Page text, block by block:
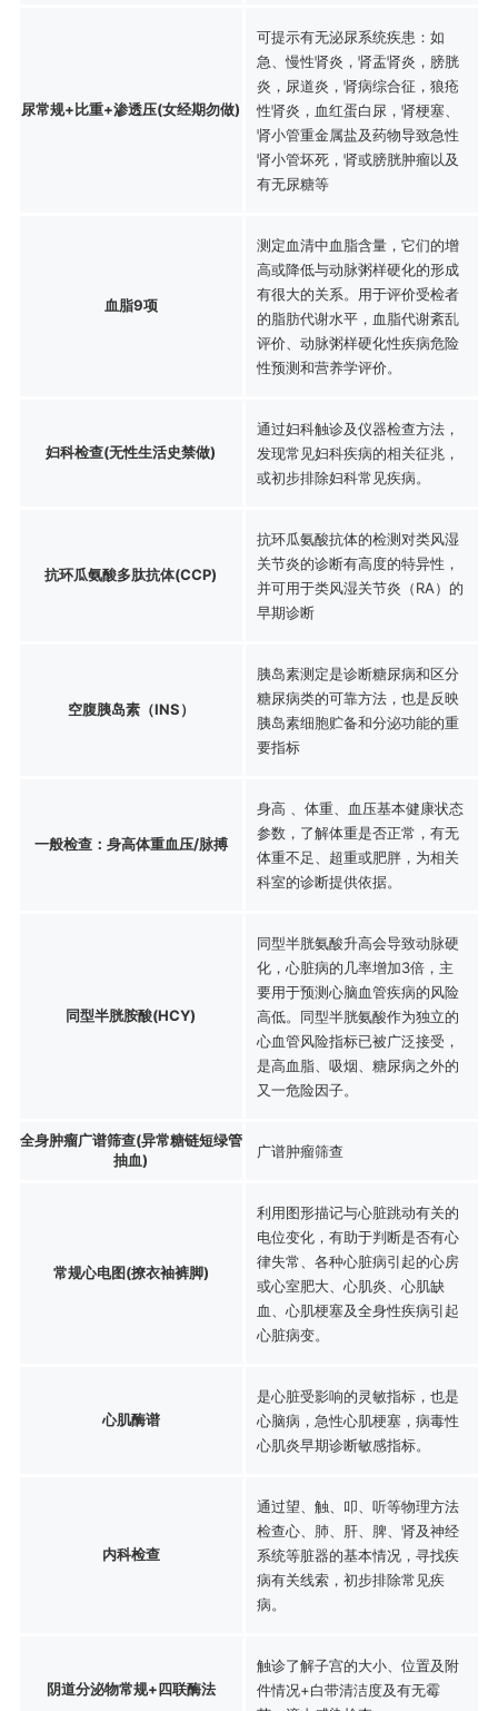
尿常规+比重+渗透压(女经期勿做)
可提示有无泌尿系统疾患：如
急、慢性肾炎，肾盂肾炎，膀胱
炎，尿道炎，肾病综合征，狼疮
性肾炎，血红蛋白尿，肾梗塞、
肾小管重金属盐及药物导致急性
肾小管坏死，肾或膀胱肿瘤以及
有无尿糖等
血脂9项
测定血清中血脂含量，它们的增
高或降低与动脉粥样硬化的形成
有很大的关系。用于评价受检者
的脂肪代谢水平，血脂代谢紊乱
评价、动脉粥样硬化性疾病危险
性预测和营养学评价。
妇科检查(无性生活史禁做)
通过妇科触诊及仪器检查方法，
发现常见妇科疾病的相关征兆，
或初步排除妇科常见疾病。
抗环瓜氨酸多肽抗体(CCP)
抗环瓜氨酸抗体的检测对类风湿
关节炎的诊断有高度的特异性，
并可用于类风湿关节炎（RA）的
早期诊断
空腹胰岛素（INS）
胰岛素测定是诊断糖尿病和区分
糖尿病类的可靠方法，也是反映
胰岛素细胞贮备和分泌功能的重
要指标
一般检查：身高体重血压/脉搏
身高 、体重、血压基本健康状态
参数，了解体重是否正常，有无
体重不足、超重或肥胖，为相关
科室的诊断提供依据。
同型半胱胺酸(HCY)
同型半胱氨酸升高会导致动脉硬
化，心脏病的几率增加3倍，主
要用于预测心脑血管疾病的风险
高低。同型半胱氨酸作为独立的
心血管风险指标已被广泛接受，
是高血脂、吸烟、糖尿病之外的
又一危险因子。
全身肿瘤广谱筛查(异常糖链短绿管
抽血)
广谱肿瘤筛查
常规心电图(撩衣袖裤脚)
利用图形描记与心脏跳动有关的
电位变化，有助于判断是否有心
律失常、各种心脏病引起的心房
或心室肥大、心肌炎、心肌缺
血、心肌梗塞及全身性疾病引起
心脏病变。
心肌酶谱
是心脏受影响的灵敏指标，也是
心脑病，急性心肌梗塞，病毒性
心肌炎早期诊断敏感指标。
内科检查
通过望、触、叩、听等物理方法
检查心、肺、肝、脾、肾及神经
系统等脏器的基本情况，寻找疾
病有关线索，初步排除常见疾
病。
阴道分泌物常规+四联酶法
触诊了解子宫的大小、位置及附
件情况+白带清洁度及有无霉